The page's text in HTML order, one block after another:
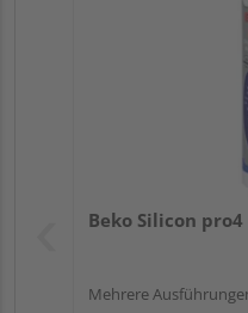
Beko Silicon
Mehrere